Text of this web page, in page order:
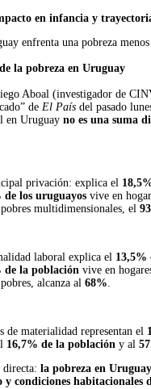
en infancia y
enfrenta una pobreza
la pobreza en Uruguay
Aboal (investigador de
de El País del pasado
en Uruguay no es una suma
privación: explica el
de los uruguayos vive en
multidimensionales, el
laboral explica el 13,5%
de la población vive en
alcanza al 68%.
de materialidad representan el
16,7% de la población y al
directa: la pobreza en
y condiciones habitacionales